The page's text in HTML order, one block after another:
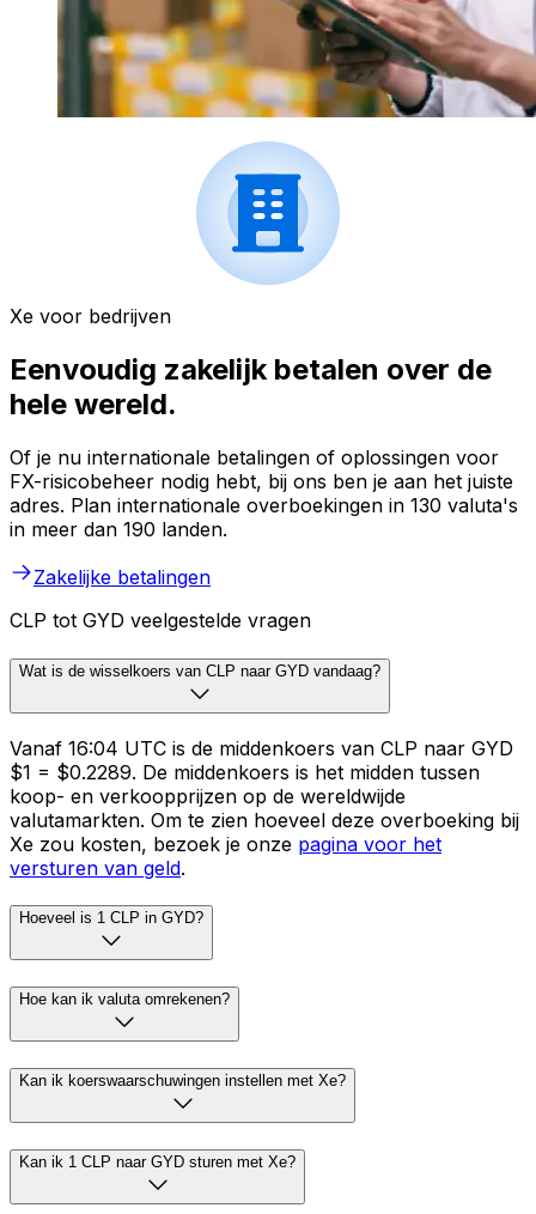
Xe voor bedrijven
Eenvoudig zakelijk betalen over de
hele wereld.
Of je nu internationale betalingen of oplossingen voor
FX-risicobeheer nodig hebt, bij ons ben je aan het juiste
adres. Plan internationale overboekingen in 130 valuta's
in meer dan 190 landen.
Zakelijke betalingen
CLP tot GYD veelgestelde vragen
Wat is de wisselkoers van CLP naar GYD vandaag?
Vanaf 16:04 UTC is de middenkoers van CLP naar GYD
$1 = $0.2289. De middenkoers is het midden tussen
koop- en verkoopprijzen op de wereldwijde
valutamarkten. Om te zien hoeveel deze overboeking bij
Xe zou kosten, bezoek je onze pagina voor het
versturen van geld.
Hoeveel is 1 CLP in GYD?
Hoe kan ik valuta omrekenen?
Kan ik koerswaarschuwingen instellen met Xe?
Kan ik 1 CLP naar GYD sturen met Xe?